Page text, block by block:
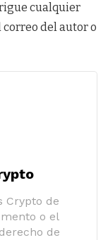
cualquier
del autor o
Crypto de
o el
de